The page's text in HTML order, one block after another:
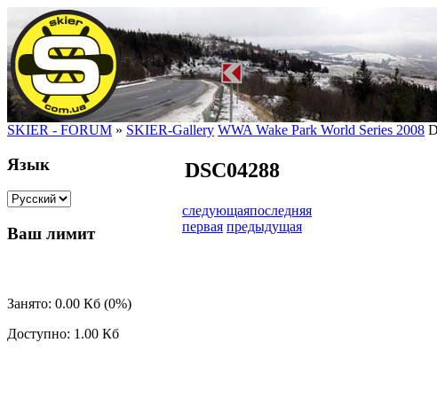
SKIER - FORUM » SKIER-Gallery WWA Wake Park World Series 2008
Язык
Ваш лимит
Занято: 0.00 Кб (0%)
Доступно: 1.00 Кб
DSC04288
следующаяпоследняя
первая предыдущая